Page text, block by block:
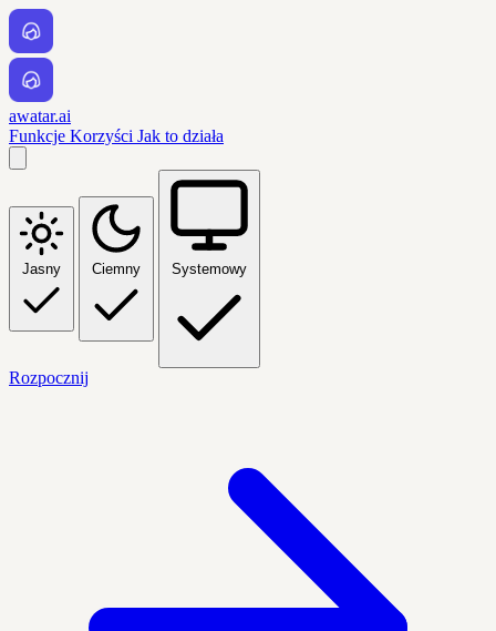
awatar.ai
Funkcje Korzyści Jak to działa
Jasny Ciemny Systemowy
Rozpocznij